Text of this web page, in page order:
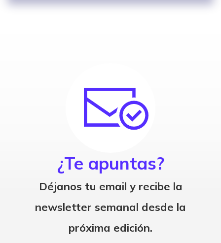
¿Te apuntas?
Déjanos tu email y recibe la
newsletter semanal desde la
próxima edición.